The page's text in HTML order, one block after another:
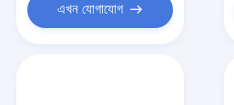
এখন যোগাযোগ